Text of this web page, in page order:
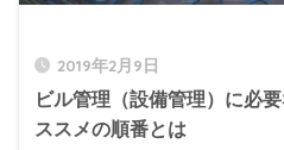
2019年2月9日
ビル管理（設備管理）に必
ススメの順番とは